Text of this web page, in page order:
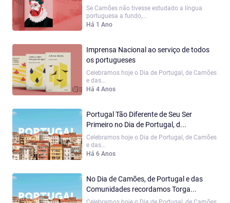
Se Camões não tivesse estudado a língua
portuguesa a fundo,...
Há 1 Ano
Imprensa Nacional ao serviço de todos
os portugueses
Celebramos hoje o Dia de Portugal, de Camões
e das...
Há 4 Anos
Portugal Tão Diferente de Seu Ser
Primeiro no Dia de Portugal, d...
Celebramos hoje o Dia de Portugal, de Camões
e das...
Há 6 Anos
No Dia de Camões, de Portugal e das
Comunidades recordamos Torga...